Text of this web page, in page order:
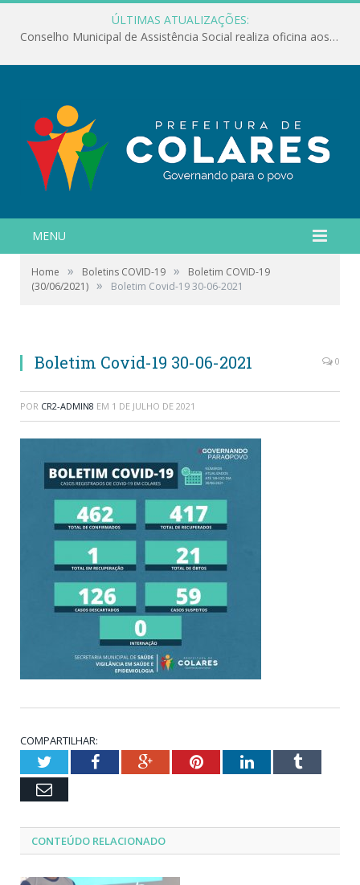
ÚLTIMAS ATUALIZAÇÕES:
Conselho Municipal de Assistência Social realiza oficina aos servidores
MENU
Home » Boletins COVID-19 »
Boletim COVID-19
(30/06/2021) » Boletim Covid-19 30-06-2021
Boletim Covid-19 30-06-2021 0
POR CR2-ADMIN8 EM 1 DE JULHO DE 2021
COMPARTILHAR:
TwitterFacebookGoogle+PinterestLinkedInTumblr
Email
CONTEÚDO RELACIONADO